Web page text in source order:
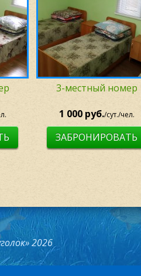
3-местный номер
1 000 руб./сут./чел.
ЗАБРОНИРОВАТЬ
2026